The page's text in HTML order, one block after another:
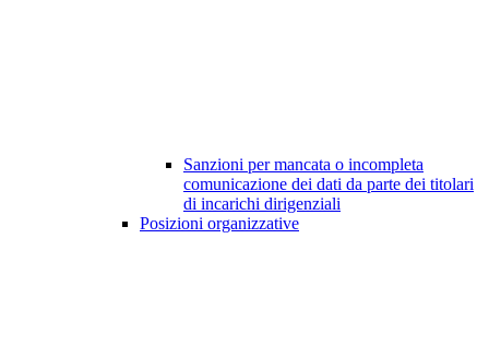
Sanzioni per mancata o incompleta
comunicazione dei dati da parte dei titolari
di incarichi dirigenziali
Posizioni organizzative